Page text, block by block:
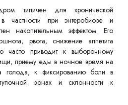
типичен для хронической
частности при энтеробиозе и
накопительным эффектом. Его
рвота, снижение аппетита
часто приводит к выборочному
приему еды в ночное время на
голода, к фиксированию боли в
зонах и склонности к